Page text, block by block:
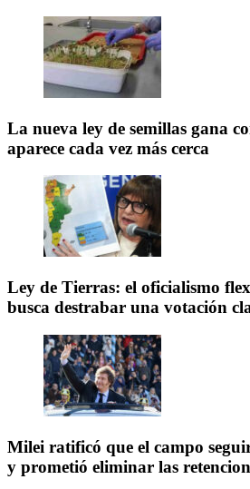
La nueva ley de semillas gana
aparece cada vez más cerca
Ley de Tierras: el oficialismo
busca destrabar una votación
Milei ratificó que el campo
y prometió eliminar las